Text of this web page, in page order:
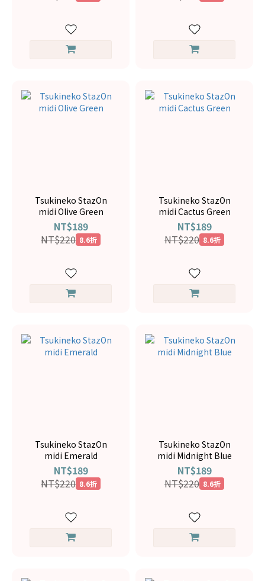
Tsukineko StazOn
midi Olive Green
NT$189
NT$220 8.6折
Tsukineko StazOn
midi Cactus Green
NT$189
NT$220 8.6折
Tsukineko StazOn
midi Emerald
NT$189
NT$220 8.6折
Tsukineko StazOn
midi Midnight Blue
NT$189
NT$220 8.6折